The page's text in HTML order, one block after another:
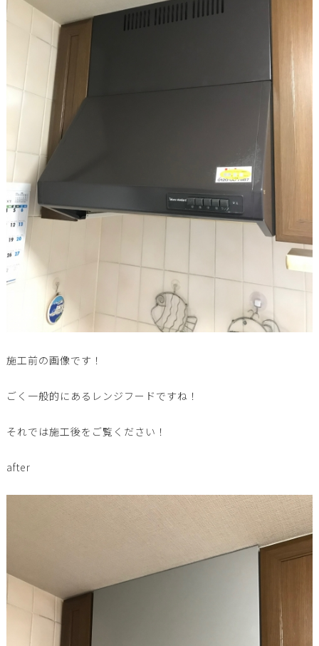
施工前の画像です！
ごく一般的にあるレンジフードですね！
それでは施工後をご覧ください！
after